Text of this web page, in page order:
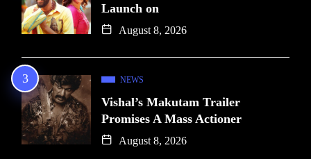
Launch on
August 8, 2026
NEWS
Vishal’s Makutam Trailer
Promises A Mass Actioner
August 8, 2026